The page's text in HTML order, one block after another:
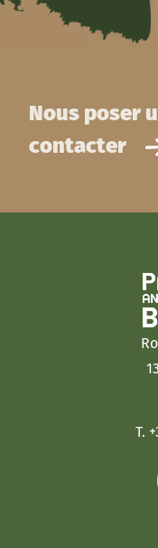
Nous poser
contacter
T.